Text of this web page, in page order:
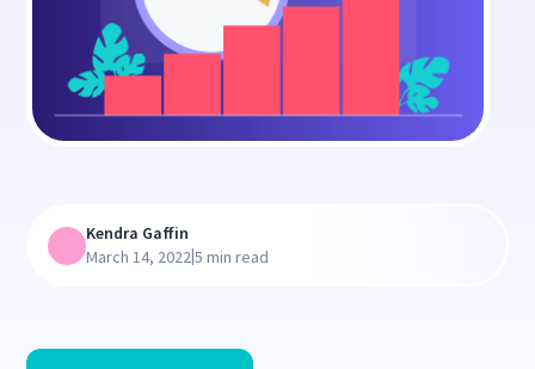
Kendra Gaffin
March 14, 2022|5 min read